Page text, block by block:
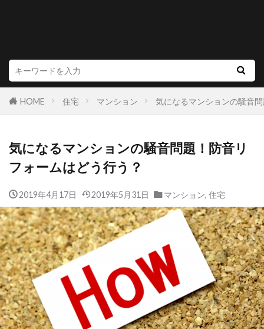
HOME 住宅 マンション 気になるマンションの騒音
気になるマンションの騒音問題！防音リ
フォームはどう行う？
2019年4月17日 2019年5月31日 マンション, 住宅